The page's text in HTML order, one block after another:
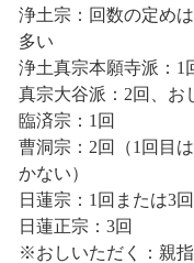
浄土宗：回数の定め
多い
浄土真宗本願寺派：1
真宗大谷派：2回、お
臨済宗：1回
曹洞宗：2回（1回目
かない）
日蓮宗：1回または3回
日蓮正宗：3回
※おしいただく：親